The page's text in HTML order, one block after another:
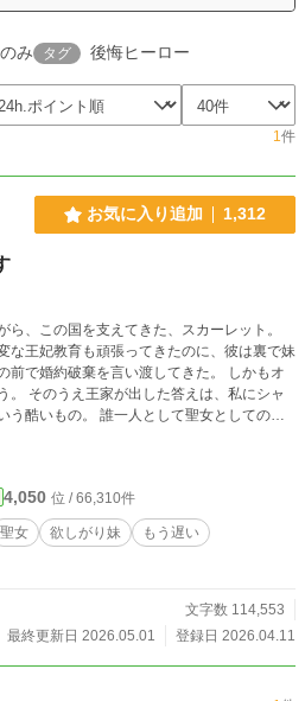
み タグ 後悔ヒーロー
1件
お気に入り追加 1,312
、この国を支えてきた、スカーレット。
な王妃教育も頑張ってきたのに、彼は裏で妹
約破棄を言い渡してきた。 しかもオ
。 そのうえ王家が出した答えは、私にシャ
して聖女としての力
は決めました！ 絶対、みんなを後悔させ
こちらは以前別名義で書いた作品になり
4,050 位 / 66,310件
聖女 欲しがり妹
もう遅い
文字数 114,553
最終更新日 2026.05.01
登録日 2026.04.11